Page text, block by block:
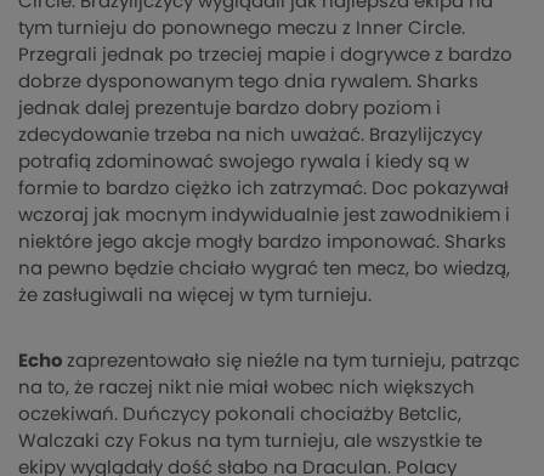
tym turnieju do ponownego meczu z Inner Circle.
Przegrali jednak po trzeciej mapie i dogrywce z bardzo
dobrze dysponowanym tego dnia rywalem. Sharks
jednak dalej prezentuje bardzo dobry poziom i
zdecydowanie trzeba na nich uważać. Brazylijczycy
potrafią zdominować swojego rywala i kiedy są w
formie to bardzo ciężko ich zatrzymać. Doc pokazywał
wczoraj jak mocnym indywidualnie jest zawodnikiem i
niektóre jego akcje mogły bardzo imponować. Sharks
na pewno będzie chciało wygrać ten mecz, bo wiedzą,
że zasługiwali na więcej w tym turnieju.
Echo zaprezentowało się nieźle na tym turnieju, patrząc
na to, że raczej nikt nie miał wobec nich większych
oczekiwań. Duńczycy pokonali chociażby Betclic,
Walczaki czy Fokus na tym turnieju, ale wszystkie te
ekipy wyglądały dość słabo na Draculan. Polacy